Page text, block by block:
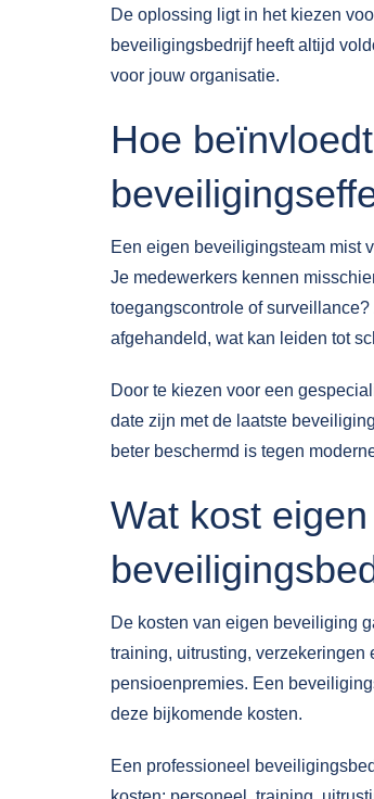
De oplossing ligt in het kiezen
beveiligingsbedrijf heeft altijd
voor jouw organisatie.
Hoe
Een eigen beveiligingsteam mist
Je medewerkers kennen
toegangscontrole of
afgehandeld, wat kan leiden tot
Door te kiezen voor een
date zijn met de laatste
beter beschermd is tegen
Wat kost
De kosten van eigen beveiliging
training, uitrusting, verzekeringen
pensioenpremies. Een
deze bijkomende kosten.
Een professioneel